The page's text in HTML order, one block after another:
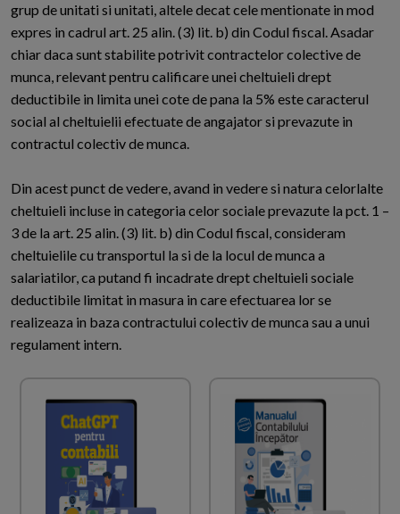
grup de unitati si unitati, altele decat cele mentionate in mod
expres in cadrul art. 25 alin. (3) lit. b) din Codul fiscal. Asadar
chiar daca sunt stabilite potrivit contractelor colective de
munca, relevant pentru calificare unei cheltuieli drept
deductibile in limita unei cote de pana la 5% este caracterul
social al cheltuielii efectuate de angajator si prevazute in
contractul colectiv de munca.
Din acest punct de vedere, avand in vedere si natura celorlalte
cheltuieli incluse in categoria celor sociale prevazute la pct. 1 –
3 de la art. 25 alin. (3) lit. b) din Codul fiscal, consideram
cheltuielile cu transportul la si de la locul de munca a
salariatilor, ca putand fi incadrate drept cheltuieli sociale
deductibile limitat in masura in care efectuarea lor se
realizeaza in baza contractului colectiv de munca sau a unui
regulament intern.